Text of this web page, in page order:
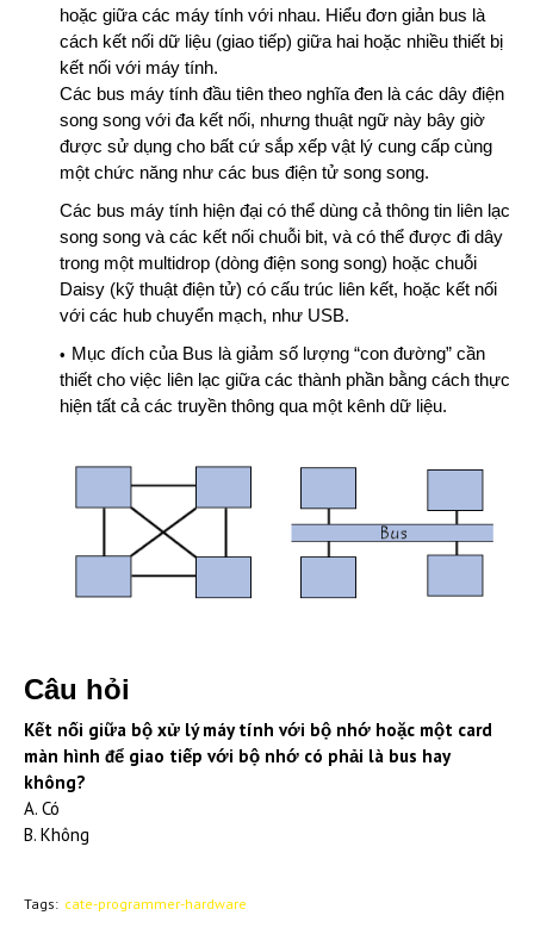
hoặc giữa các máy tính với nhau. Hiểu đơn giản bus là
cách kết nối dữ liệu (giao tiếp) giữa hai hoặc nhiều thiết bị
kết nối với máy tính.
Các bus máy tính đầu tiên theo nghĩa đen là các dây điện
song song với đa kết nối, nhưng thuật ngữ này bây giờ
được sử dụng cho bất cứ sắp xếp vật lý cung cấp cùng
một chức năng như các bus điện tử song song.
Các bus máy tính hiện đại có thể dùng cả thông tin liên lạc
song song và các kết nối chuỗi bit, và có thể được đi dây
trong một multidrop (dòng điện song song) hoặc chuỗi
Daisy (kỹ thuật điện tử) có cấu trúc liên kết, hoặc kết nối
với các hub chuyển mạch, như USB.
Mục đích của Bus là giảm số lượng “con đường” cần
thiết cho việc liên lạc giữa các thành phần bằng cách thực
hiện tất cả các truyền thông qua một kênh dữ liệu.
Câu hỏi
Kết nối giữa bộ xử lý máy tính với bộ nhớ hoặc một card
màn hình để giao tiếp với bộ nhớ có phải là bus hay
không?
A. Có
B. Không
Tags: cate-programmer-hardware